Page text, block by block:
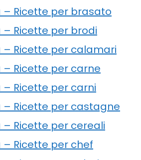
– Ricette per brasato
– Ricette per brodi
– Ricette per calamari
– Ricette per carne
– Ricette per carni
– Ricette per castagne
– Ricette per cereali
– Ricette per chef